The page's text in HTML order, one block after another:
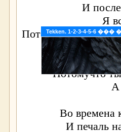
Tekken. 1-2-3-4-5-6
И
Я
Потомучто ты, все
Клянусь я
До
Потомучто
А
Во времена
И печаль